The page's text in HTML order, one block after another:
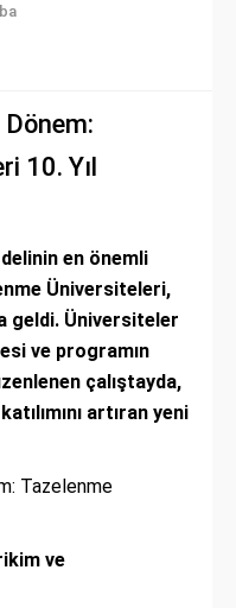
10. Yıl
en önemli
Üniversiteleri,
geldi. Üniversiteler
ve programın
çalıştayda,
artıran yeni
Tazelenme
ve